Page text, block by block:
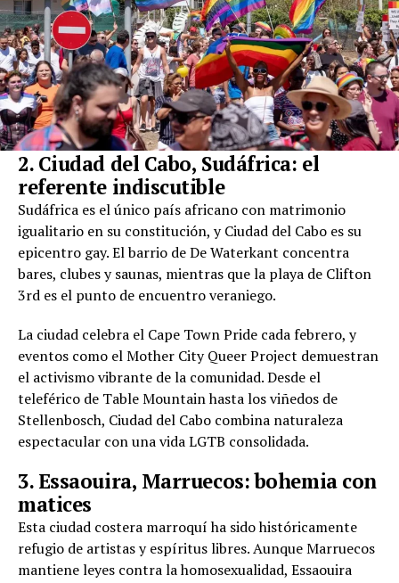
2. Ciudad del Cabo, Sudáfrica: el
referente indiscutible
Sudáfrica es el único país africano con matrimonio
igualitario en su constitución, y Ciudad del Cabo es su
epicentro gay. El barrio de De Waterkant concentra
bares, clubes y saunas, mientras que la playa de Clifton
3rd es el punto de encuentro veraniego.
La ciudad celebra el Cape Town Pride cada febrero, y
eventos como el Mother City Queer Project demuestran
el activismo vibrante de la comunidad. Desde el
teleférico de Table Mountain hasta los viñedos de
Stellenbosch, Ciudad del Cabo combina naturaleza
espectacular con una vida LGTB consolidada.
3. Essaouira, Marruecos: bohemia con
matices
Esta ciudad costera marroquí ha sido históricamente
refugio de artistas y espíritus libres. Aunque Marruecos
mantiene leyes contra la homosexualidad, Essaouira